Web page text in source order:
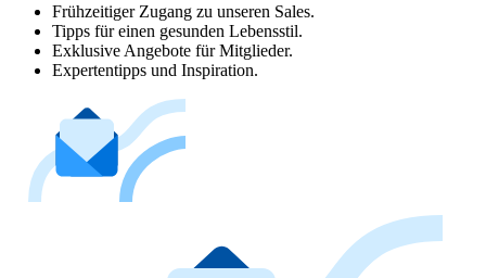
Frühzeitiger Zugang zu unseren Sales.
Tipps für einen gesunden Lebensstil.
Exklusive Angebote für Mitglieder.
Expertentipps und Inspiration.